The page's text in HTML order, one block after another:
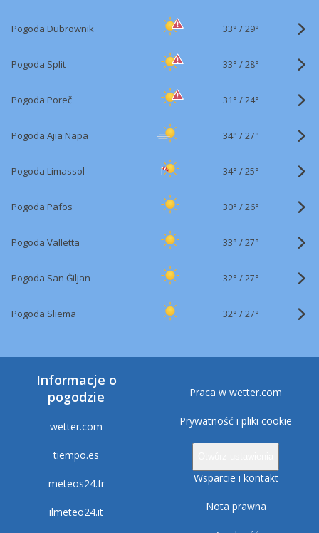
Pogoda Dubrownik 33° /29°
Pogoda Split 33° /28°
Pogoda Poreč 31° /24°
Pogoda Ajia Napa 34° /27°
Pogoda Limassol 34° /25°
Pogoda Pafos 30° /26°
Pogoda Valletta 33° /27°
Pogoda San Ġiljan 32° /27°
Pogoda Sliema 32° /27°
Informacje o
pogodzie
wetter.com
tiempo.es
meteos24.fr
ilmeteo24.it
Praca w wetter.com
Prywatność i pliki cookie
Wsparcie i kontakt
Nota prawna